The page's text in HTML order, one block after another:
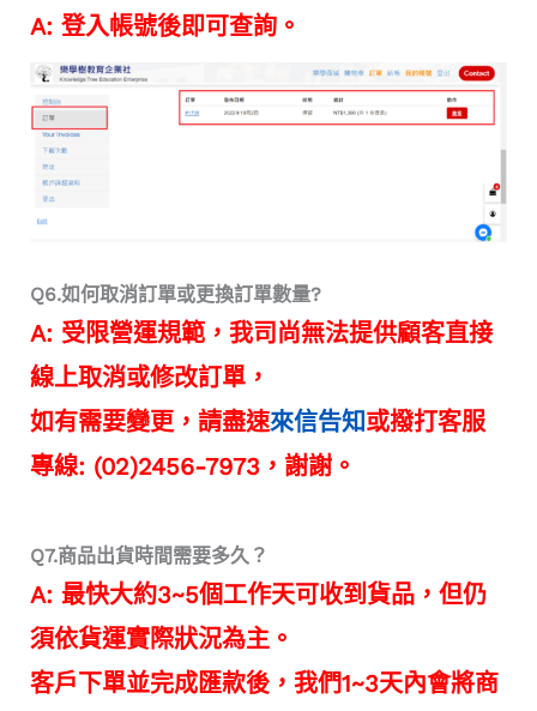
A: 登入帳號後即可查詢。
Q6.如何取消訂單或更換訂單數量?
A: 受限營運規範，我司尚無法提供顧客直接
線上取消或修改訂單，
如有需要變更，請盡速來信告知或撥打客服
專線: (02)2456-7973，謝謝。
Q7.商品出貨時間需要多久？
A: 最快大約3~5個工作天可收到貨品，但仍
須依貨運實際狀況為主。
客戶下單並完成匯款後，我們1~3天內會將商